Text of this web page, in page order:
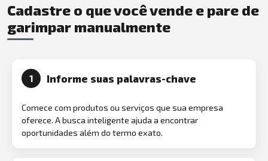
Cadastre o que você vende e pare de
garimpar manualmente
1 Informe suas palavras-chave
Comece com produtos ou serviços que sua empresa
oferece. A busca inteligente ajuda a encontrar
oportunidades além do termo exato.